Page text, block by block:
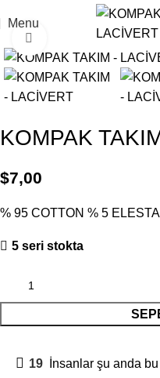
Menu
Click to enlarge
KOMPAK
$7,00
% 95 COTTON % 5
5 seri stokta
19 İnsanlar şu anda